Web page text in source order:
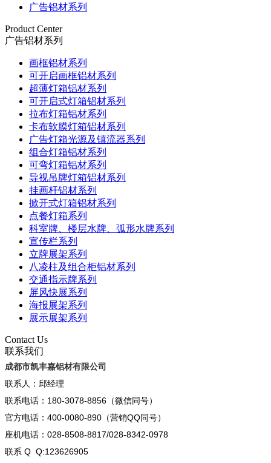
广告铝材系列
Product Center
广告铝材系列
画框铝材系列
可开启画框铝材系列
超薄灯箱铝材系列
可开启式灯箱铝材系列
拉布灯箱铝材系列
卡布软膜灯箱铝材系列
广告灯箱光源及镇流器系列
组合灯箱铝材系列
可弯灯箱铝材系列
导视吊牌灯箱铝材系列
挂画杆铝材系列
掀开式灯箱铝材系列
点餐灯箱系列
科室牌、楼层水牌、弧形水牌系列
宣传栏系列
立牌展架系列
八凌柱及组合柜铝材系列
交通指示牌系列
屏风快展系列
海报展架系列
展示展架系列
Contact Us
联系我们
成都市凯丰嘉铝材有限公司
联系人：邱经理
联系电话：180-3078-8856（微信同号）
官方电话：400-0080-890（营销QQ同号）
座机电话：028-8508-8817/028-8342-0978
联系 Q Q:123626905